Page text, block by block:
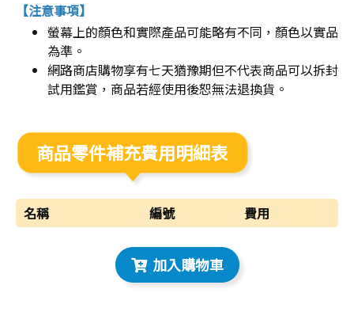
【注意事項】
螢幕上的顏色和實際產品可能略有不同，顏色以實品
為準。
網路商店購物享有七天猶豫期但不代表商品可以拆封
試用鑑賞，商品若經使用後恕無法退換貨。
商品零件補充費用明細表
名稱 編號 費用
加入購物車